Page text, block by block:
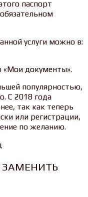
паспорт
услуги можно в:
«Мои документы».
популярностью,
С 2018 года
так как теперь
или регистрации,
по желанию.
ЗАМЕНИТЬ